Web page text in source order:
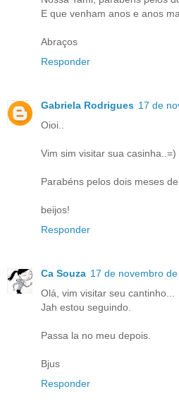
E que venham anos e anos
Abraços
Responder
Gabriela Rodrigues 17 de
Oioi..
Vim sim visitar sua casinha..=)
Parabéns pelos dois meses
beijos!
Responder
Ca Souza 17 de novembro
Olá, vim visitar seu cantinho...
Jah estou seguindo.
Passa la no meu depois.
Bjus
Responder